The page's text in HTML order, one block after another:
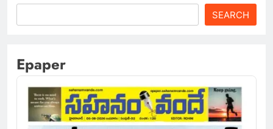
SEARCH
Epaper